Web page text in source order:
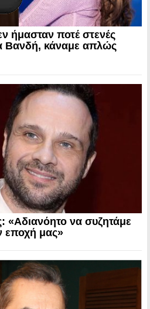
ήμασταν ποτέ στενές
Βανδή, κάναμε απλώς
να συζητάμε
εποχή μας»